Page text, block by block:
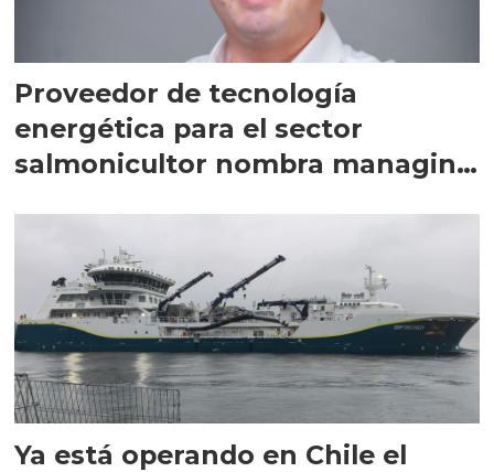
Proveedor de tecnología
energética para el sector
salmonicultor nombra managing
Ya está operando en Chile el